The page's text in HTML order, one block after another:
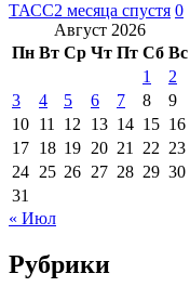
ТАСС2 месяца спустя 0
Август 2026
Пн Вт Ср Чт Пт Сб Вс
1
2
3
4 5 6 7 8
9
10 11 12 13 14 15 16
17 18 19 20 21 22 23
24 25 26 27 28 29 30
31
« Июл
Рубрики